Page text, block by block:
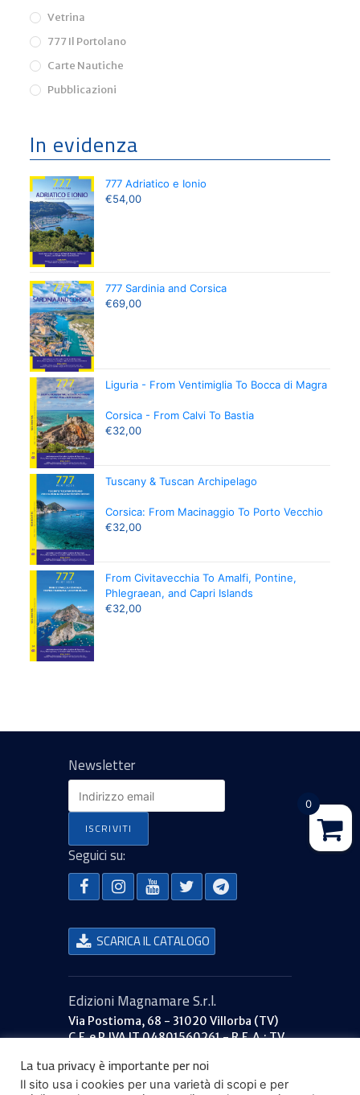
Vetrina
777 Il Portolano
Carte Nautiche
Pubblicazioni
In evidenza
777 Adriatico e Ionio
€54,00
777 Sardinia and Corsica
€69,00
Liguria - From Ventimiglia To Bocca di Magra
Corsica - From Calvi To Bastia
€32,00
Tuscany & Tuscan Archipelago
Corsica: From Macinaggio To Porto Vecchio
€32,00
From Civitavecchia To Amalfi, Pontine,
Phlegraean, and Capri Islands
€32,00
Newsletter
Seguici su:
SCARICA IL CATALOGO
Edizioni Magnamare S.r.l.
Via Postioma, 68 - 31020 Villorba (TV)
C.F. e P.IVA IT 04801560261 - R.E.A.: TV
Capitale sociale: €40.000 i.v.
777ilportolano.it
La tua privacy è importante per noi
Il sito usa i cookies per una varietà di scopi e per
0